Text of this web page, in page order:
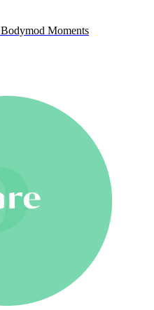
Moments